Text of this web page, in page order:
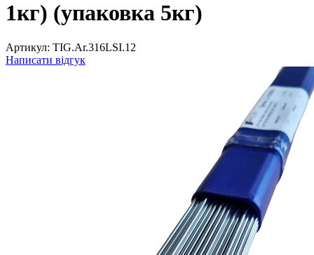
1кг) (упаковка 5кг)
Артикул: TIG.Ar.316LSI.12
Написати відгук